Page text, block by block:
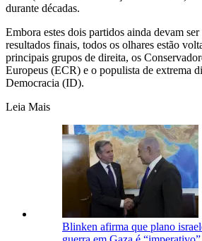
durante décadas.
Embora estes dois partidos ainda devam
resultados finais, todos os olhares estão
principais grupos de direita, os
Europeus (ECR) e o populista de extrema
Democracia (ID).
Leia Mais
Blinken afirma que plano